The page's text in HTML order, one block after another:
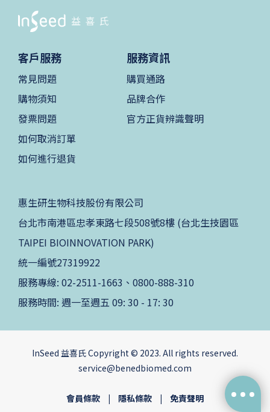
客戶服務
常見問題
購物須知
發票問題
如何取消訂單
如何進行退貨
服務資訊
購買通路
品牌合作
官方正貨辨識聲明
惠生研生物科技股份有限公司
台北市南港區忠孝東路七段508號8樓 (台北生技園區
TAIPEI BIOINNOVATION PARK)
統一編號27319922
服務專線: 02-2511-1663、0800-888-310
服務時間: 週一至週五 09: 30 - 17: 30
InSeed 益喜氏 Copyright © 2023. All rights reserved.
service@benedbiomed.com
會員條款 | 隱私條款 | 免責聲明